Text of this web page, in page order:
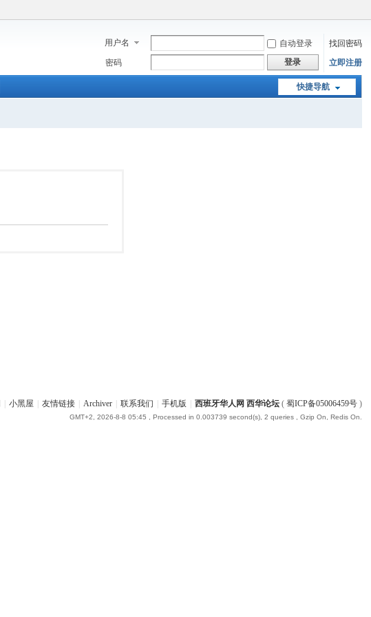
用户名 自动登录
找回密码
密码
登录 立即注册
快捷导航
小黑屋 友情链接 Archiver 联系我们 手机版 西班牙华人网 西华论坛( 蜀ICP备05006459号)
GMT+2, 2026-8-8 05:45 , Processed in 0.003739 second(s), 2 queries , Gzip On, Redis On.